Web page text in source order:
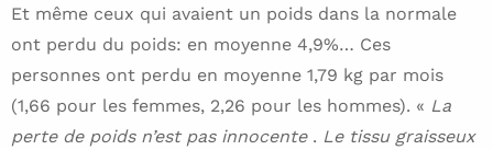
Et même ceux qui avaient un poids dans la normale
ont perdu du poids: en moyenne 4,9%… Ces
personnes ont perdu en moyenne 1,79 kg par mois
(1,66 pour les femmes, 2,26 pour les hommes). « La
perte de poids n’est pas innocente . Le tissu graisseux